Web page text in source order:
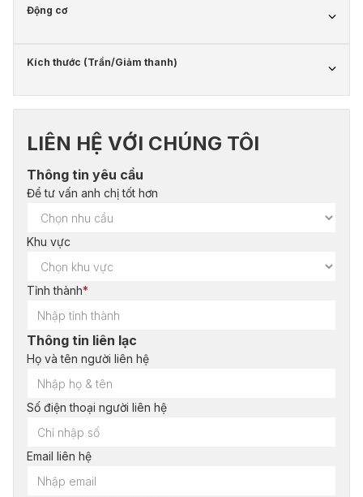
Động cơ
Kích thước (Trần/Giảm thanh)
LIÊN HỆ VỚI CHÚNG TÔI
Thông tin yêu cầu
Để tư vấn anh chị tốt hơn
Khu vực
Tỉnh thành*
Thông tin liên lạc
Họ và tên người liên hệ
Số điện thoại người liên hệ
Email liên hệ